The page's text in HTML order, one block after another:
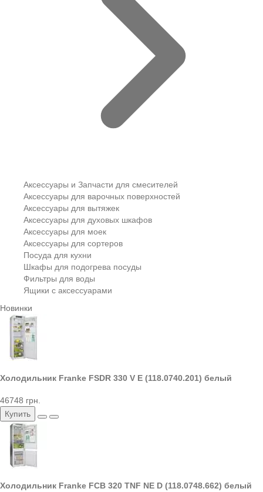
Аксессуары и Запчасти для смесителей
Аксессуары для варочных поверхностей
Аксессуары для вытяжек
Аксессуары для духовых шкафов
Аксессуары для моек
Аксессуары для сортеров
Посуда для кухни
Шкафы для подогрева посуды
Фильтры для воды
Ящики с аксессуарами
Новинки
Холодильник Franke FSDR 330 V E (118.0740.201) белый
46748 грн.
Купить
Холодильник Franke FCB 320 TNF NE D (118.0748.662) белый